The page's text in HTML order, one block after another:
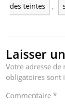
des teintes ,
Laisser
Votre adresse de
obligatoires sont
Commentaire *